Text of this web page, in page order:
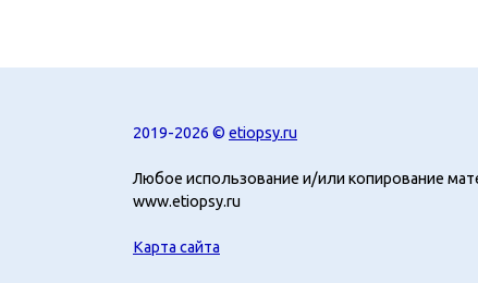
2019-2026 © etiopsy.ru
Любое использование и/или копирование
www.etiopsy.ru
Карта сайта